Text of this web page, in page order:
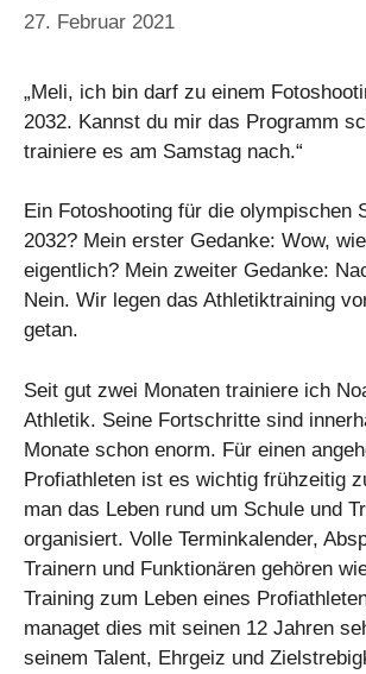
27. Februar 2021
„Meli, ich bin darf zu einem
2032. Kannst du mir das Programm
trainiere es am Samstag nach.“
Ein Fotoshooting für die olympischen
2032? Mein erster Gedanke: Wow,
eigentlich? Mein zweiter Gedanke:
Nein. Wir legen das Athletiktraining
getan.
Seit gut zwei Monaten trainiere ich
Athletik. Seine Fortschritte sind
Monate schon enorm. Für einen
Profiathleten ist es wichtig frühzeitig
man das Leben rund um Schule und
organisiert. Volle Terminkalender,
Trainern und Funktionären gehören
Training zum Leben eines
managet dies mit seinen 12 Jahren
seinem Talent, Ehrgeiz und